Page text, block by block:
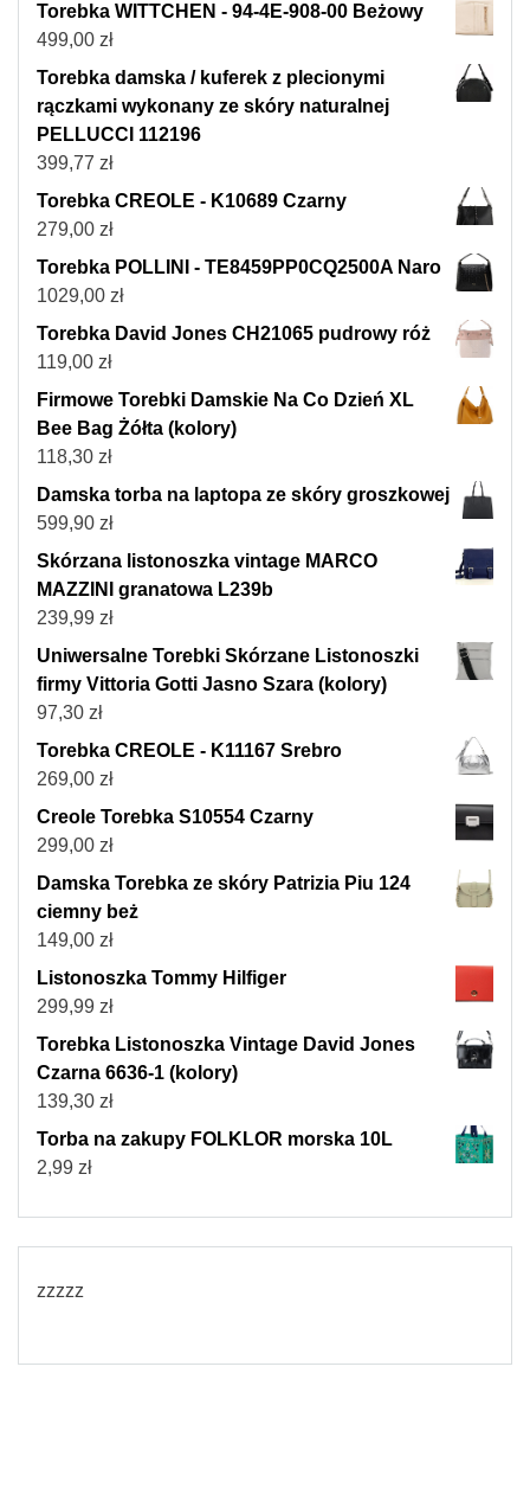
Torebka WITTCHEN - 94-4E-908-00 Beżowy
499,00 zł
Torebka damska / kuferek z plecionymi
rączkami wykonany ze skóry naturalnej
PELLUCCI 112196
399,77 zł
Torebka CREOLE - K10689 Czarny
279,00 zł
Torebka POLLINI - TE8459PP0CQ2500A Naro
1029,00 zł
Torebka David Jones CH21065 pudrowy róż
119,00 zł
Firmowe Torebki Damskie Na Co Dzień XL
Bee Bag Żółta (kolory)
118,30 zł
Damska torba na laptopa ze skóry groszkowej
599,90 zł
Skórzana listonoszka vintage MARCO
MAZZINI granatowa L239b
239,99 zł
Uniwersalne Torebki Skórzane Listonoszki
firmy Vittoria Gotti Jasno Szara (kolory)
97,30 zł
Torebka CREOLE - K11167 Srebro
269,00 zł
Creole Torebka S10554 Czarny
299,00 zł
Damska Torebka ze skóry Patrizia Piu 124
ciemny beż
149,00 zł
Listonoszka Tommy Hilfiger
299,99 zł
Torebka Listonoszka Vintage David Jones
Czarna 6636-1 (kolory)
139,30 zł
Torba na zakupy FOLKLOR morska 10L
2,99 zł
zzzzz